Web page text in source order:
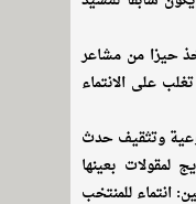
حيزا من مشاعر
على الانتماء
وتثقيف حدث
لمقولات بعينها
انتماء للمنتخب